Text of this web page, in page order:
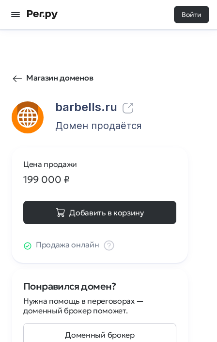
Войти
Магазин доменов
barbells.ru
1 0
Домен продаётся
Цена продажи
199 000 ₽
Добавить в корзину
Продажа онлайн
Понравился домен?
Нужна помощь в переговорах —
доменный брокер поможет.
Доменный брокер